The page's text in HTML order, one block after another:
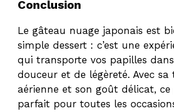
Conclusion
Le gâteau nuage japonais est
simple dessert : c’est une
qui transporte vos papilles
douceur et de légèreté. Avec sa
aérienne et son goût délicat, ce
parfait pour toutes les